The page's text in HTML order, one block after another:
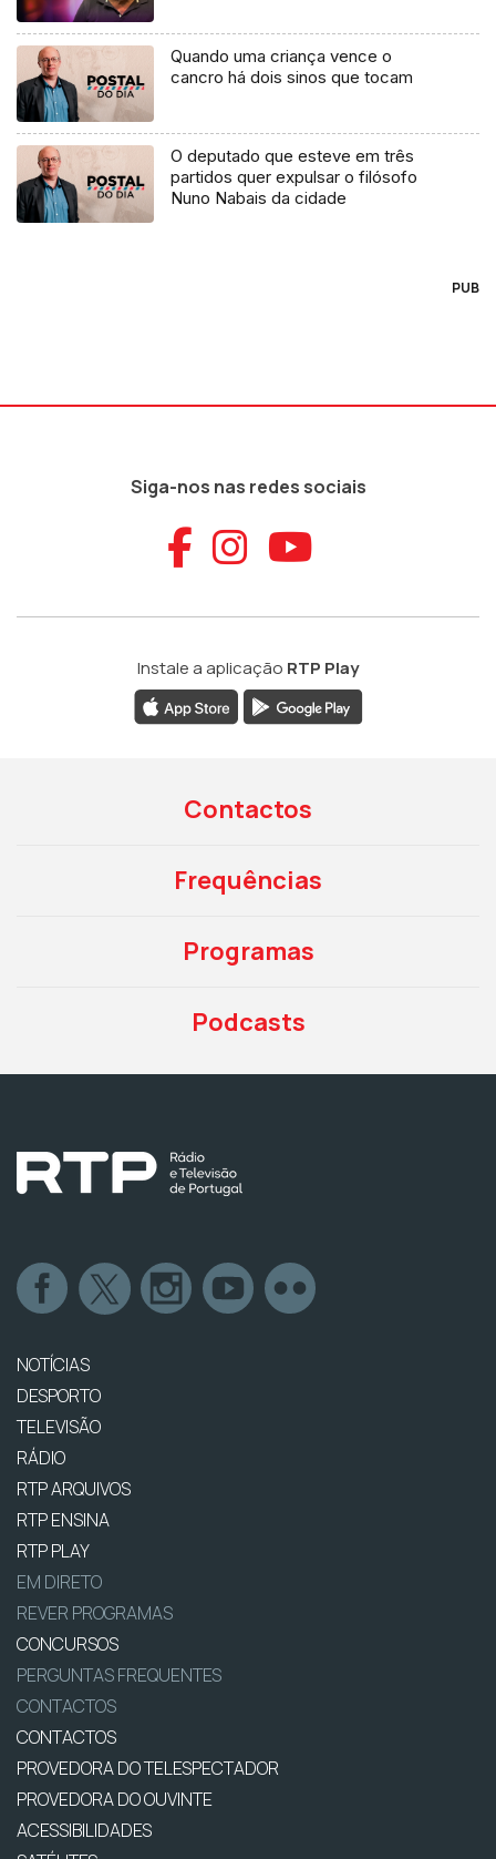
Quando uma criança vence o
cancro há dois sinos que tocam
O deputado que esteve em três
partidos quer expulsar o filósofo
Nuno Nabais da cidade
PUB
Siga-nos nas redes sociais
Aceder ao
Aceder ao
Aceder
Instale a aplicação RTP Play
Contactos
Frequências
Programas
Podcasts
NOTÍCIAS
DESPORTO
TELEVISÃO
RÁDIO
RTP ARQUIVOS
RTP ENSINA
RTP PLAY
EM DIRETO
REVER PROGRAMAS
CONCURSOS
PERGUNTAS FREQUENTES
CONTACTOS
CONTACTOS
PROVEDORA DO TELESPECTADOR
PROVEDORA DO OUVINTE
ACESSIBILIDADES